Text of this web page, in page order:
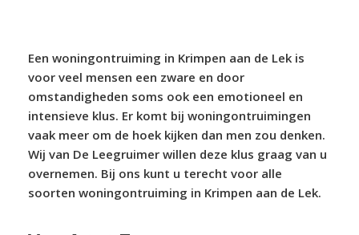
Een woningontruiming in Krimpen aan de Lek is
voor veel mensen een zware en door
omstandigheden soms ook een emotioneel en
intensieve klus. Er komt bij woningontruimingen
vaak meer om de hoek kijken dan men zou denken.
Wij van De Leegruimer willen deze klus graag van u
overnemen. Bij ons kunt u terecht voor alle
soorten woningontruiming in Krimpen aan de Lek.